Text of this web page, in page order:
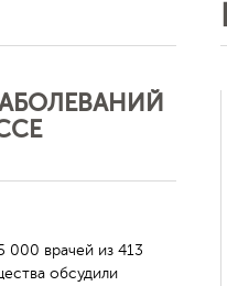
000 врачей из 413
обсудили